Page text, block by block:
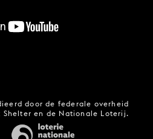
door de federale overheid
Shelter en de Nationale Loterij.